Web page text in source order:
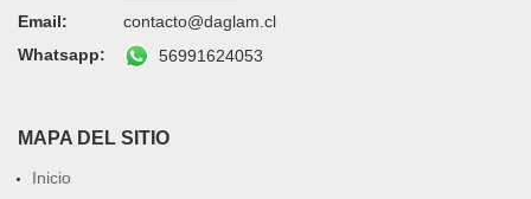
Email:
contacto@daglam.cl
Whatsapp:
56991624053
MAPA DEL SITIO
Inicio